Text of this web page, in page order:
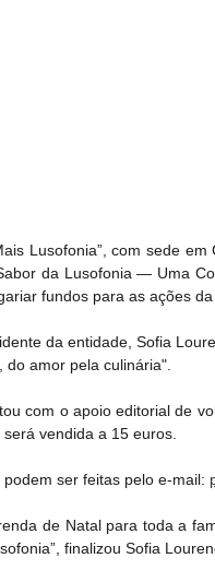
Lusofonia”, com sede
da Lusofonia — Uma
fundos para as ações da
da entidade, Sofia
do amor pela culinária".
com o apoio editorial de
vendida a 15 euros.
ser feitas pelo e-mail:
de Natal para toda a
finalizou Sofia